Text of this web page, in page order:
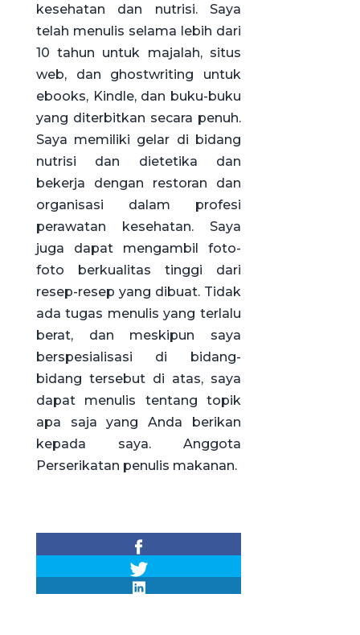
kesehatan dan nutrisi. Saya
telah menulis selama lebih dari
10 tahun untuk majalah, situs
web, dan ghostwriting untuk
ebooks, Kindle, dan buku-buku
yang diterbitkan secara penuh.
Saya memiliki gelar di bidang
nutrisi dan dietetika dan
bekerja dengan restoran dan
organisasi dalam profesi
perawatan kesehatan. Saya
juga dapat mengambil foto-
foto berkualitas tinggi dari
resep-resep yang dibuat. Tidak
ada tugas menulis yang terlalu
berat, dan meskipun saya
berspesialisasi di bidang-
bidang tersebut di atas, saya
dapat menulis tentang topik
apa saja yang Anda berikan
kepada saya. Anggota
Perserikatan penulis makanan.